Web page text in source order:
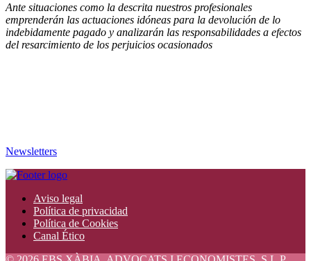
Ante situaciones como la descrita nuestros profesionales
emprenderán las actuaciones idóneas para la devolución de lo
indebidamente pagado y analizarán las responsabilidades a efectos
del resarcimiento de los perjuicios ocasionados
Newsletters
Aviso legal
Política de privacidad
Política de Cookies
Canal Ético